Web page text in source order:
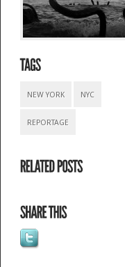
NEW YORK NYC
REPORTAGE